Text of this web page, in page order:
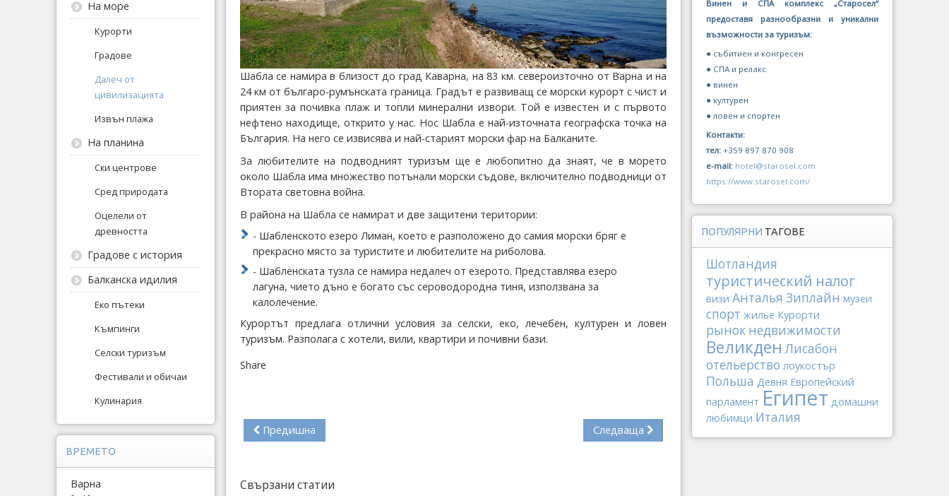
Шабла се намира в близост до град Каварна, на 83 км. североизточно от Варна и на
24 км от българо-румънската граница. Градът е развиващ се морски курорт с чист и
приятен за почивка плаж и топли минерални извори. Той е известен и с първото
нефтено находище, открито у нас. Нос Шабла е най-източната географска точка на
България. На него се извисява и най-старият морски фар на Балканите.
За любителите на подводният туризъм ще е любопитно да знаят, че в морето
около Шабла има множество потънали морски съдове, включително подводници от
Втората световна война.
В района на Шабла се намират и две защитени територии:
- Шабленското езеро Лиман, което е разположено до самия морски бряг е
прекрасно място за туристите и любителите на риболова.
- Шабленската тузла се намира недалеч от езерото. Представлява езеро
лагуна, чието дъно е богато със сероводородна тиня, използвана за
калолечение.
Курортът предлага отлични условия за селски, еко, лечебен, културен и ловен
туризъм. Разполага с хотели, вили, квартири и почивни бази.
Share
Предишна Следваща
Свързани статии
На море
Курорти
Градове
Далеч от
цивилизацията
Извън плажа
На планина
Ски центрове
Сред природата
Оцелели от
древността
Градове с история
Балканска идилия
Еко пътеки
Къмпинги
Селски туризъм
Фестивали и обичаи
Кулинария
ВРЕМЕТО
Варна
Винен и СПА комплекс „Старосел“
предоставя разнообразни и уникални
възможности за туризъм:
● събитиен и конгресен
● СПА и релакс
● винен
● културен
● ловен и спортен
Контакти:
тел: +359 897 870 908
e-mail: hotel@starosel.com
https://www.starosel.com/
ПОПУЛЯРНИ ТАГОВЕ
Шотландия
туристический налог
визи Анталья Зиплайн музеи
спорт жилье Курорти
рынок недвижимости
Великден Лисабон
отельерство лоукостър
Польша Девня Европейский
парламент Египет домашни
любимци Италия